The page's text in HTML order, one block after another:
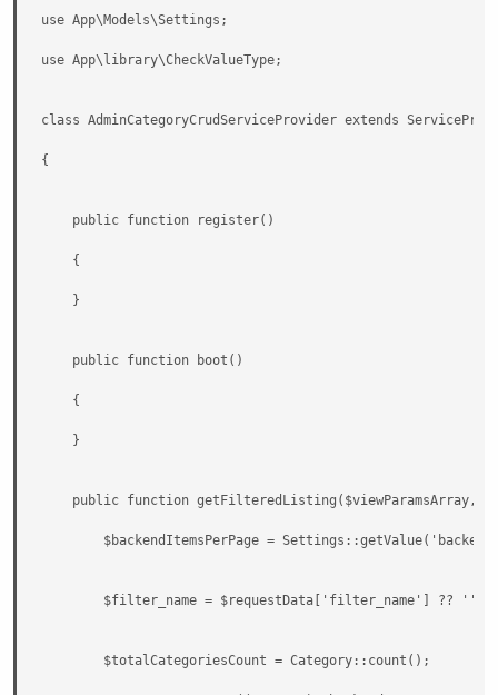
use App\Models\Settings;
use App\library\CheckValueType;
class AdminCategoryCrudServiceProvider extends
{
    public function register()
    {
    }
    public function boot()
    {
    }
public function getFilteredListing($viewParamsArray,
$backendItemsPerPage =
        $filter_name = $requestData['filter_name'] ?? '';
        $totalCategoriesCount = Category::count();